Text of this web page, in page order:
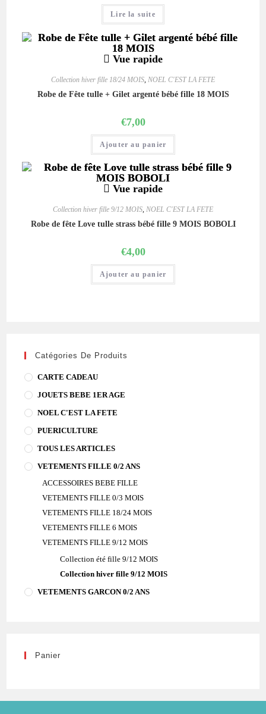
Lire la suite
Vue rapide
Collection hiver fille 18/24 MOIS NOEL C'EST LA FETE
Robe de Fête tulle + Gilet argenté bébé fille 18 MOIS
€7,00
Ajouter au panier
Vue rapide
Collection hiver fille 9/12 MOIS, NOEL C'EST LA FETE
Robe de fête Love tulle strass bébé fille 9 MOIS BOBOLI
€4,00
Ajouter au panier
Catégories De Produits
CARTE CADEAU
JOUETS BEBE 1ER AGE
NOEL C'EST LA FETE
PUERICULTURE
TOUS LES ARTICLES
VETEMENTS FILLE 0/2 ANS
ACCESSOIRES BEBE FILLE
VETEMENTS FILLE 0/3 MOIS
VETEMENTS FILLE 18/24 MOIS
VETEMENTS FILLE 6 MOIS
VETEMENTS FILLE 9/12 MOIS
Collection été fille 9/12 MOIS
Collection hiver fille 9/12 MOIS
VETEMENTS GARCON 0/2 ANS
Panier